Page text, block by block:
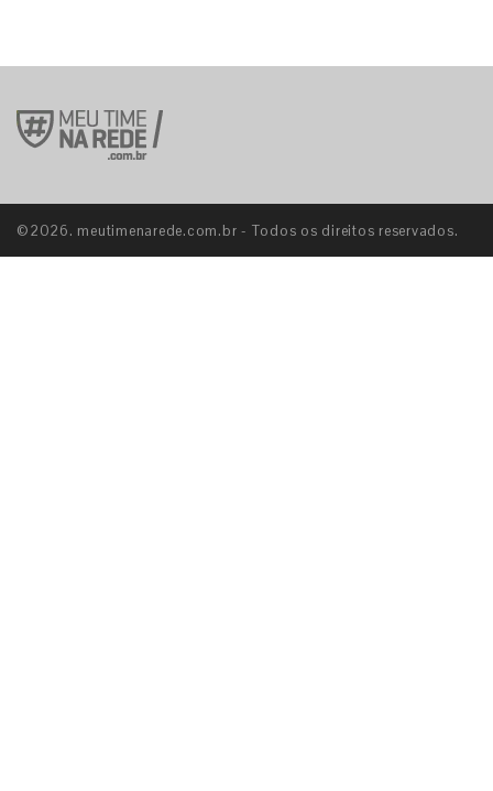
©2026. meutimenarede.com.br - Todos os direitos reservados.